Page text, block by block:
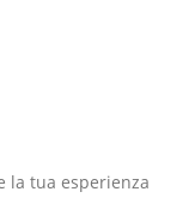
la tua esperienza